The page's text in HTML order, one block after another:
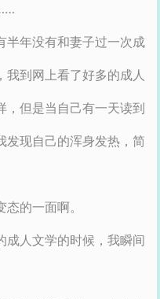
半年没有和妻子过一次成
到网上看了好多的成人
，但是当自己有一天读到
发现自己的浑身发热，简
的一面啊。
成人文学的时候，我瞬间